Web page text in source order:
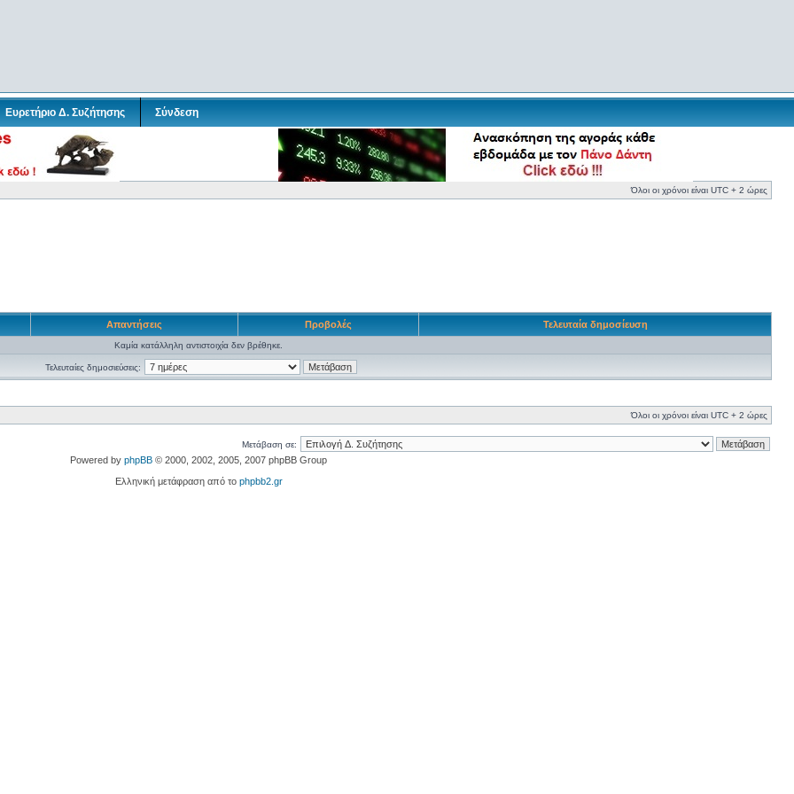
Ευρετήριο Δ. Συζήτησης Σύνδεση
Όλοι οι χρόνοι είναι UTC + 2 ώρες
Απαντήσεις Προβολές Τελευταία δημοσίευση
Καμία κατάλληλη αντιστοιχία δεν βρέθηκε.
Τελευταίες δημοσιεύσεις:
Όλοι οι χρόνοι είναι UTC + 2 ώρες
Μετάβαση σε:
Powered by phpBB © 2000, 2002, 2005, 2007 phpBB Group
Ελληνική μετάφραση από το phpbb2.gr